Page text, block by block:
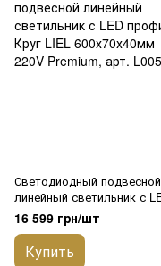
Светодиодный подвесной
линейный светильник с
профиля Круг LIEL
600х70х40мм 220V Premium,
арт. L0052
16 599 грн/шт
Купить